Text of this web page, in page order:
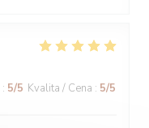
: 5/5 Kvalita / Cena : 5/5